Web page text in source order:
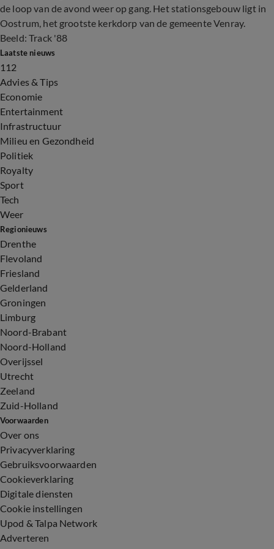
de loop van de avond weer op gang. Het stationsgebouw ligt in
Oostrum, het grootste kerkdorp van de gemeente Venray.
Beeld: Track '88
Laatste nieuws
112
Advies & Tips
Economie
Entertainment
Infrastructuur
Milieu en Gezondheid
Politiek
Royalty
Sport
Tech
Weer
Regionieuws
Drenthe
Flevoland
Friesland
Gelderland
Groningen
Limburg
Noord-Brabant
Noord-Holland
Overijssel
Utrecht
Zeeland
Zuid-Holland
Voorwaarden
Over ons
Privacyverklaring
Gebruiksvoorwaarden
Cookieverklaring
Digitale diensten
Cookie instellingen
Upod & Talpa Network
Adverteren